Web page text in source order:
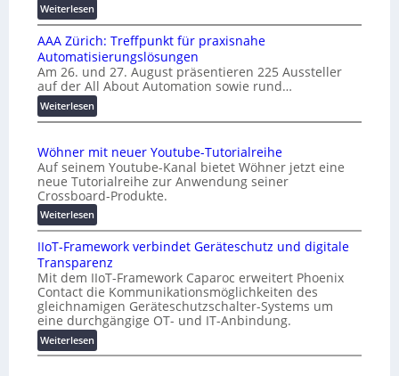
n
l
A
u
t
m
t
i
o
O
g
w
ä
c
s
Weiterlesen:
K
M
U
i
n
d
e
K
o
s
t
e
n
f
a
l
l
e
AAA Zürich: Treffpunkt für praxisnahe
Automatisierungslösungen
Am 26. und 27. August präsentieren 225 Aussteller
auf der All About Automation sowie rund…
Weiterlesen:
A
A
Z
ü
r
i
c
h
:
T
r
e
f
f
Wöhner mit neuer Youtube-Tutorialreihe
Auf seinem Youtube-Kanal bietet Wöhner jetzt eine
neue Tutorialreihe zur Anwendung seiner
Crossboard-Produkte.
Weiterlesen:
W
ö
h
n
e
r
m
i
t
IIoT-Framework verbindet Geräteschutz und digitale
Transparenz
Mit dem IIoT-Framework Caparoc erweitert Phoenix
Contact die Kommunikationsmöglichkeiten des
gleichnamigen Geräteschutzschalter-Systems um
eine durchgängige OT- und IT-Anbindung.
Weiterlesen:
I